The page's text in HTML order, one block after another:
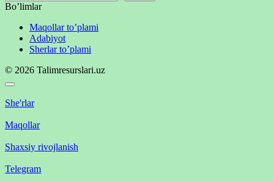
Bo’limlar
Maqollar to’plami
Adabiyot
Sherlar to’plami
© 2026 Talimresurslari.uz
She'rlar
Maqollar
Shaxsiy rivojlanish
Telegram